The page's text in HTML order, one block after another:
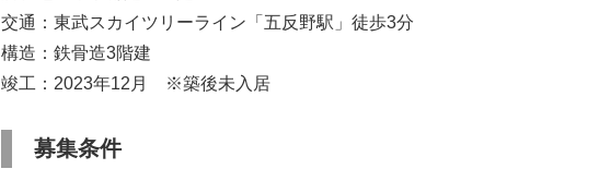
交通：東武スカイツリーライン「五反野駅」徒歩3分
構造：鉄骨造3階建
竣工：2023年12月 ※築後未入居
募集条件